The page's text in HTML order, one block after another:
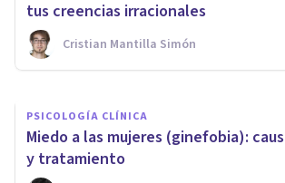
tus creencias irracionales
Cristian Mantilla Simón
Emotiva Conductual
Oscar Castillero Mimenza
PSICOLOGÍA CLÍNICA
​Miedo a las mujeres (ginefobia):
y tratamiento